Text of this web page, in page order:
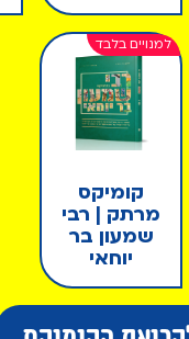
קומיקס
מרתק | רבי
שמעון בר
יוחאי